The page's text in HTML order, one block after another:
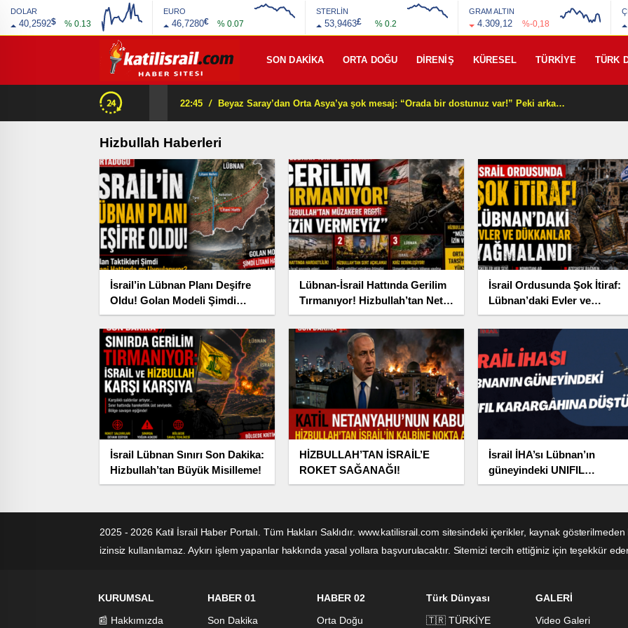
DOLAR
40,2592$ % 0.13
EURO
46,7280€ % 0.07
STERLİN
53,9463£ % 0.2
GRAM ALTIN
4.309,12 %-0,18
SON DAKİKA ORTA DOĞU DİRENİŞ KÜRESEL TÜRKİYE TÜRK
22:45 / Beyaz Saray’dan Orta Asya’ya şok mesaj: “Orada bir dostunuz var!” Peki arkasında ne var?
Hizbullah Haberleri
İsrail’in Lübnan Planı Deşifre
Oldu! Golan Modeli Şimdi
Litani Hattında mı
Uygulanıyor?
Lübnan-İsrail Hattında Gerilim
Tırmanıyor! Hizbullah’tan Net
Mesaj: “İzin Vermeyiz”
İsrail Ordusunda Şok İtiraf:
Lübnan’daki Evler ve
Dükkanlar Yağmalandı
İsrail Lübnan Sınırı Son Dakika:
Hizbullah’tan Büyük Misilleme!
HİZBULLAH’TAN İSRAİL’E
ROKET SAĞANAĞI!
İsrail İHA’sı Lübnan’ın
güneyindeki UNIFIL
karargâhına düştü
2025 - 2026 Katil İsrail Haber Portalı. Tüm Hakları Saklıdır. www.katilisrail.com sitesindeki içerikler, kaynak
izinsiz kullanılamaz. Aykırı işlem yapanlar hakkında yasal yollara başvurulacaktır. Sitemizi tercih ettiğiniz için teşekkür
KURUMSAL
📰 Hakkımızda
HABER 01
Son Dakika
HABER 02
Orta Doğu
Türk Dünyası
🇹🇷 TÜRKİYE
GALERİ
Video Galeri